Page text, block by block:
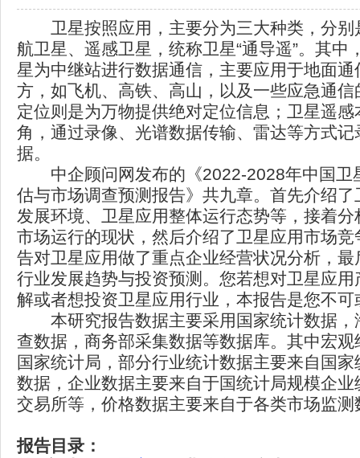
卫星按照应用，主要分为三大种类，分
航卫星、遥感卫星，统称卫星“通导遥”。其中
星为中继站进行数据通信，主要应用于地面
方，如飞机、高铁、高山，以及一些应急通
定位则是为万物提供绝对定位信息；卫星遥
角，通过录像、光谱数据传输、雷达等方式
据。
中企顾问网发布的《2022-2028年中国卫
估与市场调查预测报告》共九章。首先介绍
发展环境、卫星应用整体运行态势等，接着
市场运行的现状，然后介绍了卫星应用市场
告对卫星应用做了重点企业经营状况分析，
行业发展趋势与投资预测。您若想对卫星应
解或者想投资卫星应用行业，本报告是您不
本研究报告数据主要采用国家统计数据
查数据，商务部采集数据等数据库。其中宏
国家统计局，部分行业统计数据主要来自国
数据，企业数据主要来自于国统计局规模企
交易所等，价格数据主要来自于各类市场监测
报告目录：